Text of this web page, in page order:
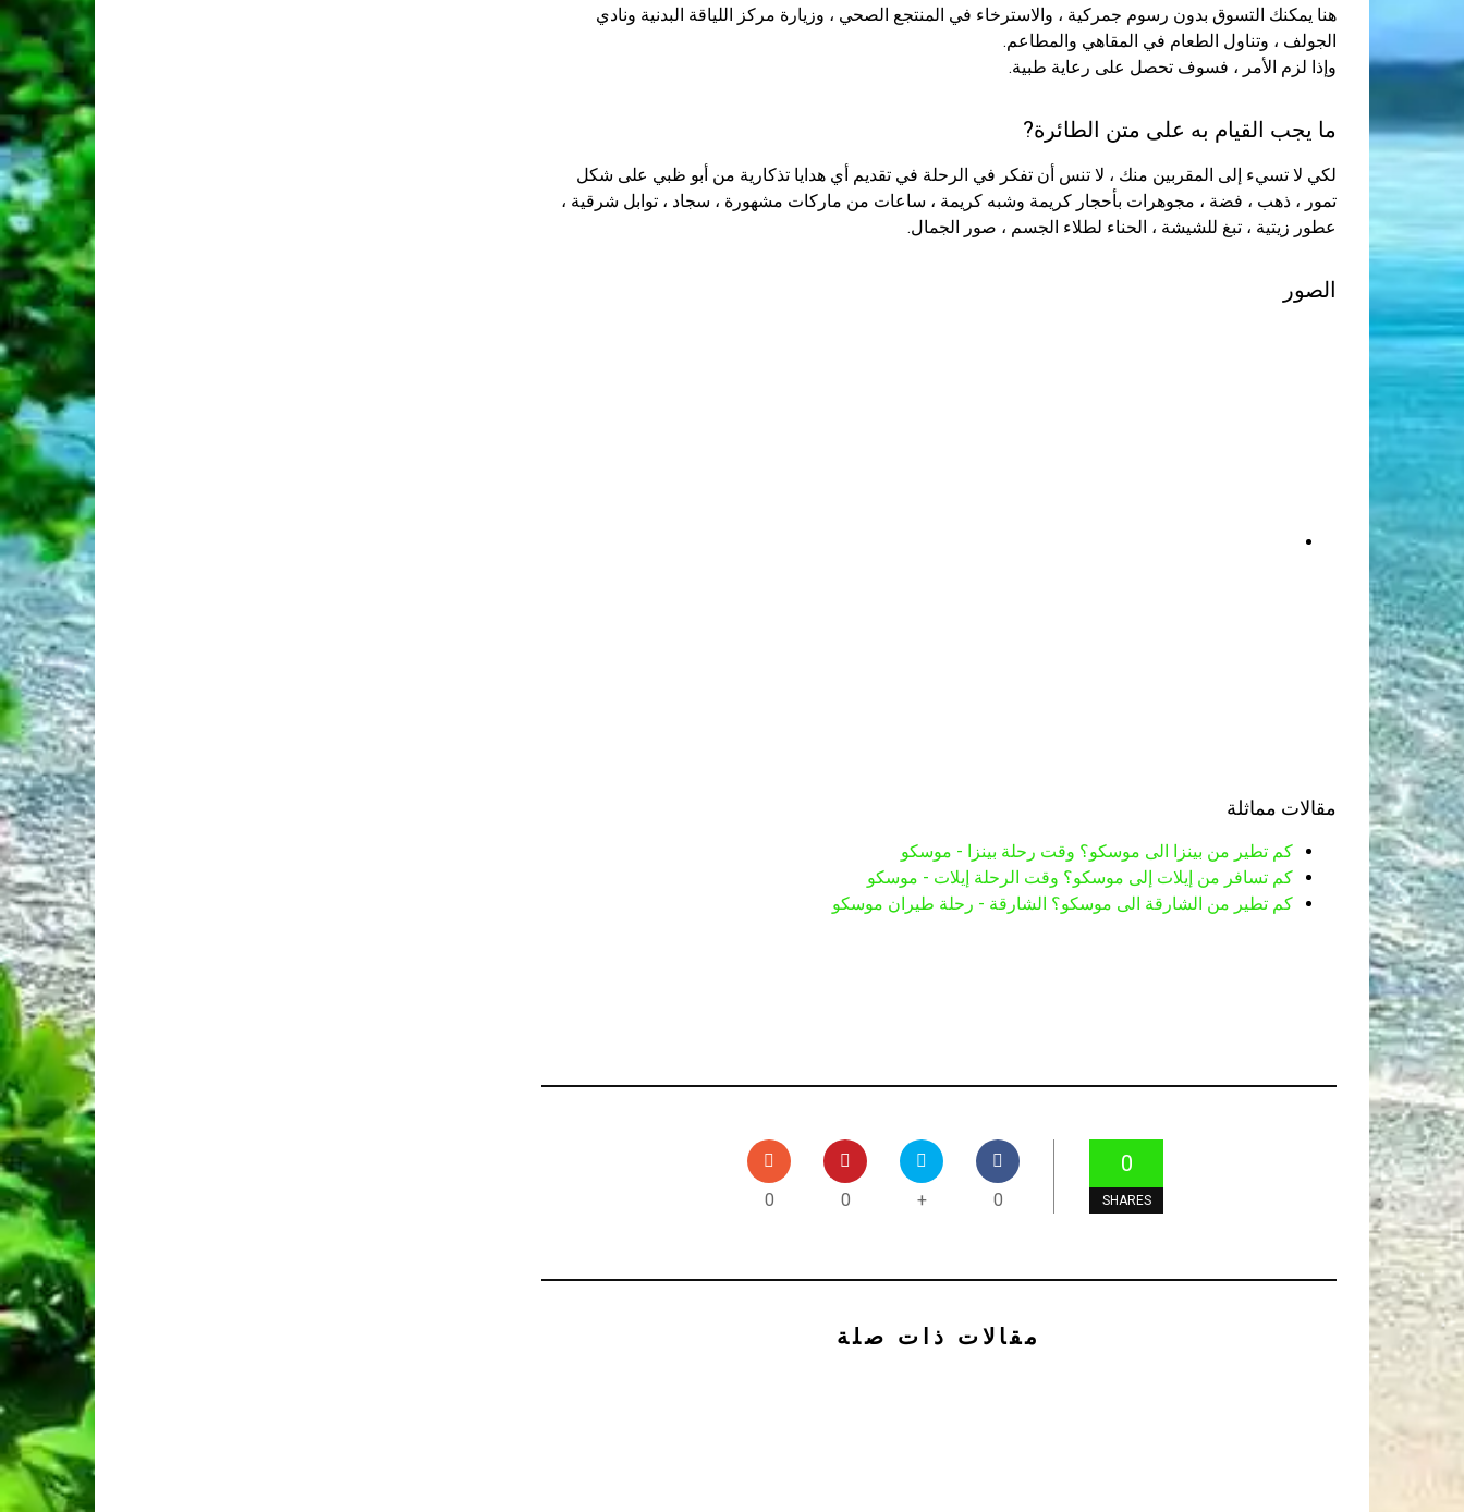
هنا يمكنك التسوق بدون رسوم جمركية ، والاسترخاء في المنتجع الصحي ، وزيارة مركز اللياقة البدنية ونادي
الجولف ، وتناول الطعام في المقاهي والمطاعم.
وإذا لزم الأمر ، فسوف تحصل على رعاية طبية.
ما يجب القيام به على متن الطائرة?
لكي لا تسيء إلى المقربين منك ، لا تنس أن تفكر في الرحلة في تقديم أي هدايا تذكارية من أبو ظبي على شكل
تمور ، ذهب ، فضة ، مجوهرات بأحجار كريمة وشبه كريمة ، ساعات من ماركات مشهورة ، سجاد ، توابل شرقية ،
عطور زيتية ، تبغ للشيشة ، الحناء لطلاء الجسم ، صور الجمال.
الصور
مقالات مماثلة
كم تطير من بينزا الى موسكو؟ وقت رحلة بينزا - موسكو
كم تسافر من إيلات إلى موسكو؟ وقت الرحلة إيلات - موسكو
كم تطير من الشارقة الى موسكو؟ الشارقة - رحلة طيران موسكو
0
SHARES
0
+
0
0
مقالات ذات صلة